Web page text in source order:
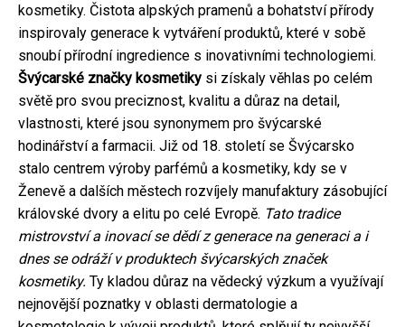
kosmetiky. Čistota alpských pramenů a bohatství přírody
inspirovaly generace k vytváření produktů, které v sobě
snoubí přírodní ingredience s inovativními technologiemi.
Švýcarské značky kosmetiky si získaly věhlas po celém
světě pro svou preciznost, kvalitu a důraz na detail,
vlastnosti, které jsou synonymem pro švýcarské
hodinářství a farmacii. Již od 18. století se Švýcarsko
stalo centrem výroby parfémů a kosmetiky, kdy se v
Ženevě a dalších městech rozvíjely manufaktury zásobující
královské dvory a elitu po celé Evropě. Tato tradice
mistrovství a inovací se dědí z generace na generaci a i
dnes se odráží v produktech švýcarských značek
kosmetiky. Ty kladou důraz na vědecký výzkum a využívají
nejnovější poznatky v oblasti dermatologie a